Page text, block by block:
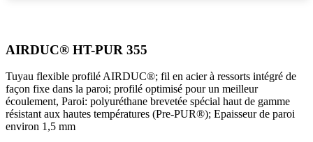
AIRDUC® HT-PUR 355
Tuyau flexible profilé AIRDUC®; fil en acier à ressorts intégré de
façon fixe dans la paroi; profilé optimisé pour un meilleur
écoulement, Paroi: polyuréthane brevetée spécial haut de gamme
résistant aux hautes températures (Pre-PUR®); Epaisseur de paroi
environ 1,5 mm